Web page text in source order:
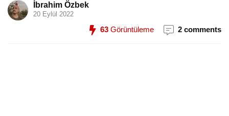
İbrahim Özbek
20 Eylül 2022
63 Görüntüleme 2 comments